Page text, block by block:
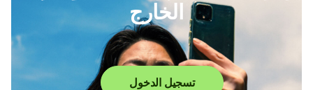
الخارج
تسجيل الدخول